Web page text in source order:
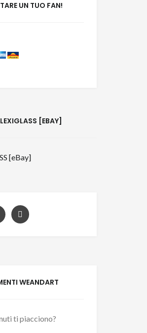
UN TUO FAN!
[EBAY]
WEANDART
ti piacciono?